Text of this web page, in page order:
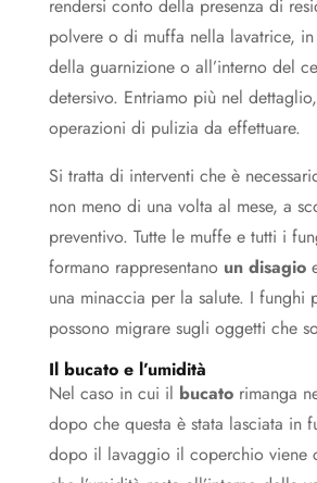
rendersi conto della presenza di
polvere o di muffa nella lavatrice,
della guarnizione o all’interno del
detersivo. Entriamo più nel
operazioni di pulizia da effettuare.
Si tratta di interventi che è
non meno di una volta al mese, a
preventivo. Tutte le muffe e tutti i
formano rappresentano un disagio
una minaccia per la salute. I funghi
possono migrare sugli oggetti che
Il bucato e l’umidità
Nel caso in cui il bucatorimanga
dopo che questa è stata lasciata in
dopo il lavaggio il coperchio viene